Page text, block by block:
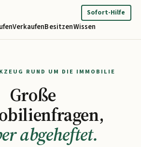
VerkaufenBesitzenWissen
Sofort-Hilfe
RUND UM DIE IMMOBILIE
Große
abgeheftet.